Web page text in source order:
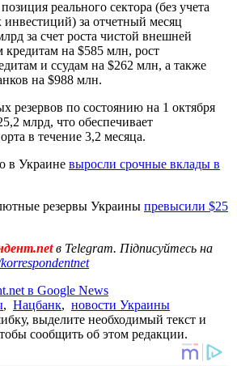
реального сектора (без учета
за отчетный месяц
за счет роста чистой внешней
на $585 млн, рост
и ссудам на $262 млн, а также
на $988 млн.
резервов по состоянию на 1 октября
млрд, что обеспечивает
в течение 3,2 месяца.
в Украине выросли срочные вклады в
резервы Украины превысили $25
в Telegram. Підписуйтесь на
в Google News
, Нацбанк, новости Украины
выделите необходимый текст и
сообщить об этом редакции.